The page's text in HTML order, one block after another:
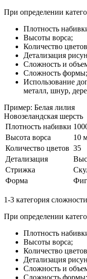
При определении
Плотность
Высоты ворса;
Количество
Детализация
Сложность и
Сложность формы;
Использование
металл, шнур,
Пример: Белая лилия
Новозеландская шерсть
Плотность набивки
Высота ворса
10
Количество цветов 35
Детализация
Стрижка
Форма
1-3 категория сложности
При определении
Плотность
Высоты ворса;
Количество
Детализация
Сложность и
Сложность формы;